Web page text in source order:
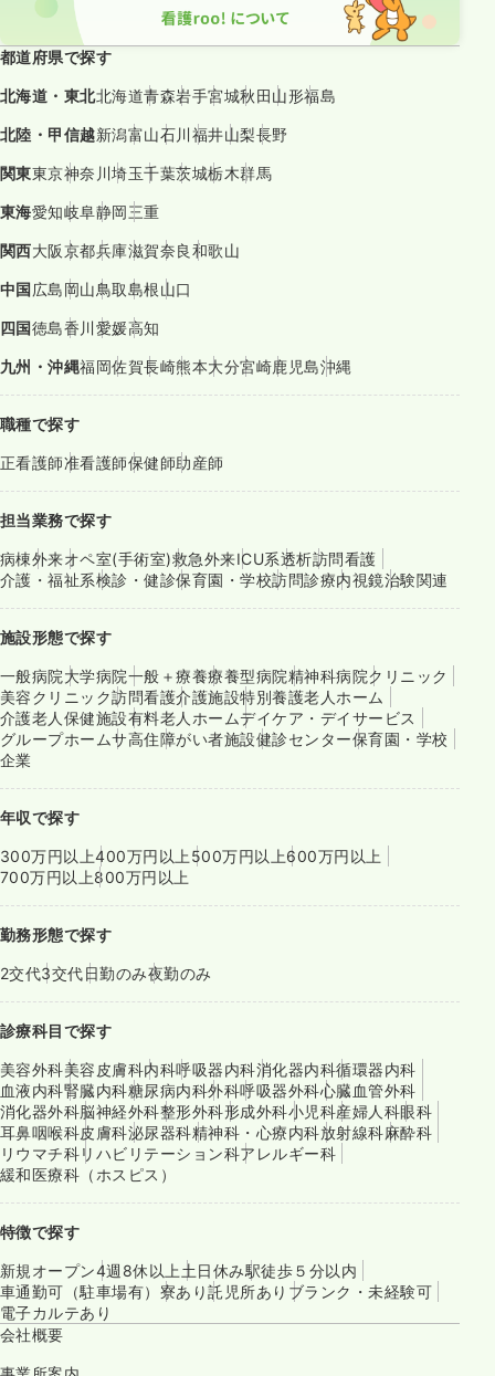
都道府県で探す
北海道・東北北海道青森岩手宮城秋田 山形福島
北陸・甲信越新潟富山石川 福井山梨長野
関東東京神奈川埼玉千葉茨城栃木群馬
東海愛知岐阜静岡三重
関西大阪京都兵庫滋賀奈良和歌山
中国 広島 岡山鳥取島根山口
四国徳島香川 愛媛高知
九州・沖縄福岡佐賀長崎熊本大分宮崎鹿児島沖縄
職種で探す
正看護師准看護師保健師助産師
担当業務で探す
病棟外来オペ室(手術室)救急外来ICU系透析訪問看護
介護・福祉系検診・健診保育園・学校訪問診療内視鏡治験関連
施設形態で探す
一般病院大学病院一般＋療養療養型病院精神科病院クリニック
美容クリニック訪問看護介護施設特別養護老人ホーム
介護老人保健施設有料老人ホームデイケア・デイサービス
グループホームサ高住障がい者施設健診センター保育園・学校
企業
年収で探す
300万円以上400万円以上500万円以上600万円以上
700万円以上800万円以上
勤務形態で探す
2交代3交代日勤のみ夜勤のみ
診療科目で探す
美容外科美容皮膚科内科呼吸器内科消化器内科循環器内科
血液内科腎臓内科糖尿病内科外科呼吸器外科心臓血管外科
消化器外科脳神経外科整形外科形成外科小児科産婦人科眼科
耳鼻咽喉科皮膚科泌尿器科精神科・心療内科放射線科麻酔科
リウマチ科リハビリテーション科アレルギー科
緩和医療科（ホスピス）
特徴で探す
新規オープン4週8休以上土日休み駅徒歩５分以内
車通勤可（駐車場有） 寮あり託児所あり ブランク・未経験可
電子カルテあり
会社概要